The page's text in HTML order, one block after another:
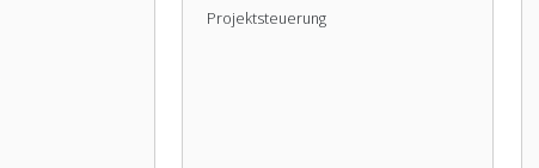
Projektsteuerung